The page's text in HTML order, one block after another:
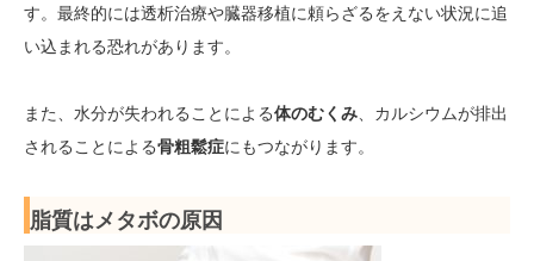
す。最終的には透析治療や臓器移植に頼らざるをえない状況に追
い込まれる恐れがあります。
また、水分が失われることによる体のむくみ 、カルシウムが排出
されることによる骨粗鬆症にもつながります。
脂質はメタボの原因